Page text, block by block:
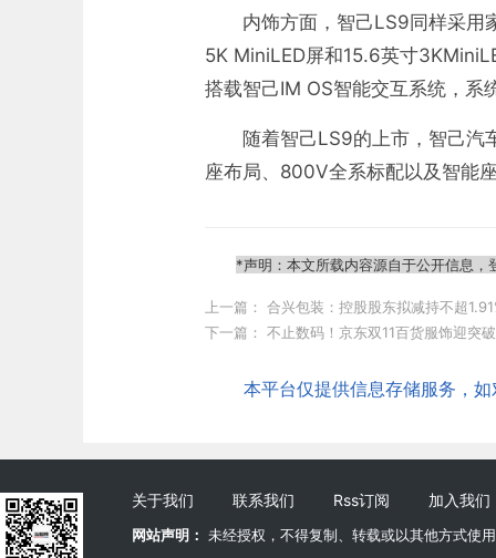
内饰方面，智己LS9同样采用
5K MiniLED屏和15.6英寸
搭载智己IM OS智能交互系统，系
随着智己LS9的上市，智己汽
座布局、800V全系标配以及智能
*声明：本文所载内容源自于公开信息
上一篇： 合兴包装：控股股东拟减持不超
下一篇： 不止数码！京东双11百货服饰迎突
本平台仅提供信息存储服务，
关于我们 联系我们 Rss订阅 加入我们
网站声明： 未经授权，不得复制、转载或以其他方式使